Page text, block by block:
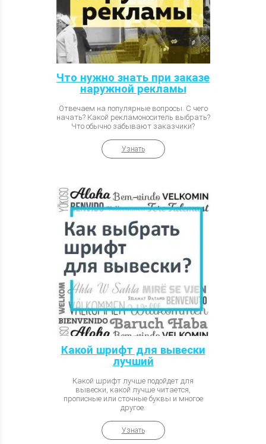
Что нужно знать при заказе
наружной рекламы
Отвечаем на популярные вопросы. С чего
начать? Какой рекламоноситель выбрать?
Что обычно забывают заказчики?
Узнать
Какой шрифт для вывески
лучший
Какой шрифт лучше подойдет для
вывески, какой лучше читается,
прописные или сточные буквы и многое
другое.
Узнать